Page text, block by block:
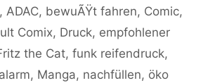
, ADAC, bewuÃŸt fahren, Comic,
Comix, Druck, empfohlener
the Cat, funk reifendruck,
, Manga, nachfüllen, öko